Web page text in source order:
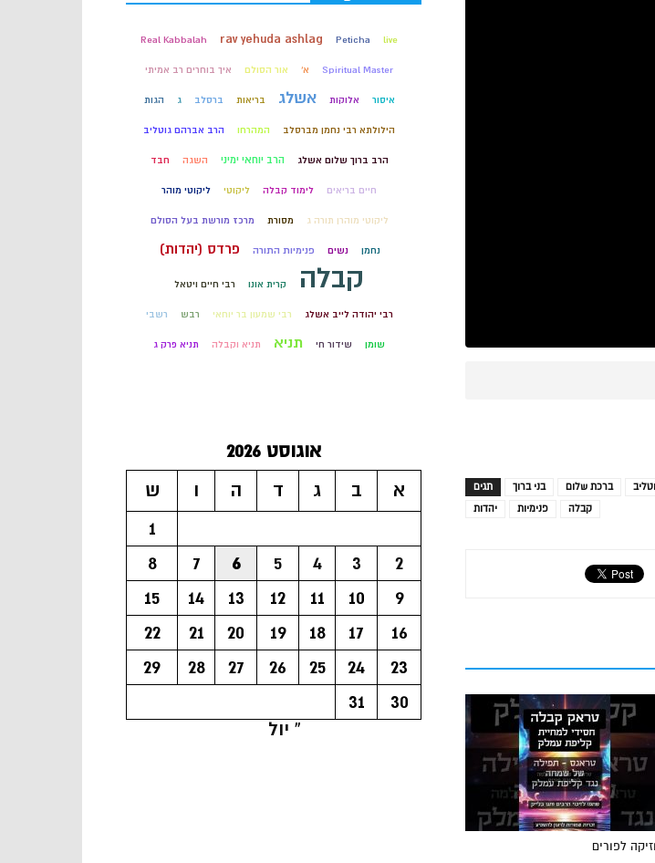
תגים בני ברוך ברכת שלום
יהדות
פנימיות קבלה
לפורים
live
Peticha
rav yehuda ashlag
Real Kabbalah
Spiritual Master א' אור הסולם איך בוחרים רב אמיתי
איסור אלוקות אשלג בריאות ברסלב ג הגות
הילולתא רבי נחמן מברסלב המהרחו הרב אברהם גוטליב
הרב ברוך שלום אשלג הרב יוחאי ימיני השגה חבד
חיים בריאים לימוד קבלה ליקוטי ליקוטי מוהר
ליקוטי מוהרן תורה ג מסורת מרכז מורשת בעל הסולם
נחמן נשים פנימיות התורה פרדס (יהדות)
קבלה קרית אונו רבי חיים ויטאל
רבי יהודה לייב אשלג רבי שמעון בר יוחאי רבש רשבי
שומן שידור חי תניא תניא וקבלה תניא פרק ג
אוגוסט 2026
א
ב ג ד ה ו
ש
1
2
3
4
5
6
7
8
9
10
11
12
13
14
15
16
17
18
19
20
21
22
23
24
25
26
27
28
29
30
31
« יול